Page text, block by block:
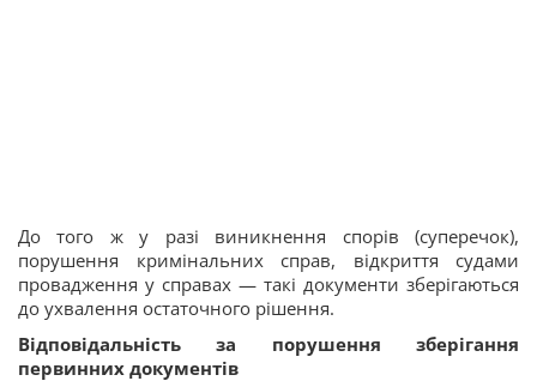
До того ж у разі виникнення спорів (суперечок),
порушення кримінальних справ, відкриття судами
провадження у справах — такі документи зберігаються
до ухвалення остаточного рішення.
Відповідальність за порушення зберігання
первинних документів